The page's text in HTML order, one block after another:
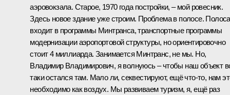
аэровокзала. Старое, 1970 года постройки, – мой ровесник.
Здесь новое здание уже строим. Проблема в полосе. Полоса
входит в программы Минтранса, транспортные программы
модернизации аэропортовой структуры, но ориентировочно
стоит 4 миллиарда. Занимается Минтранс, не мы. Но,
Владимир Владимирович, я волнуюсь – чтобы наш объект
таки остался там. Мало ли, секвестируют, ещё что-то, нам
необходимо как воздух. Мы развиваем туризм, я, ещё раз